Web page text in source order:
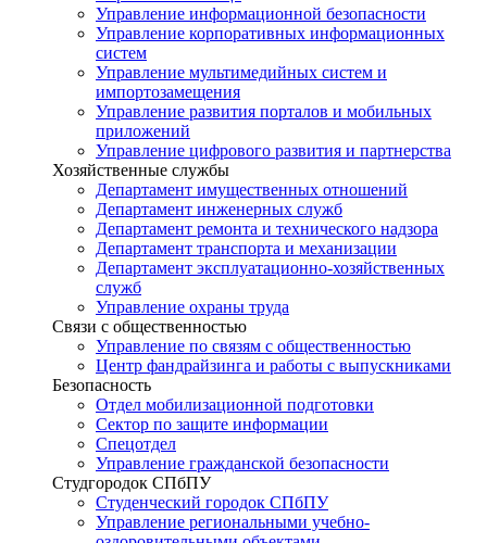
Управление информационной безопасности
Управление корпоративных информационных
систем
Управление мультимедийных систем и
импортозамещения
Управление развития порталов и мобильных
приложений
Управление цифрового развития и партнерства
Хозяйственные службы
Департамент имущественных отношений
Департамент инженерных служб
Департамент ремонта и технического надзора
Департамент транспорта и механизации
Департамент эксплуатационно-хозяйственных
служб
Управление охраны труда
Связи с общественностью
Управление по связям с общественностью
Центр фандрайзинга и работы с выпускниками
Безопасность
Отдел мобилизационной подготовки
Сектор по защите информации
Спецотдел
Управление гражданской безопасности
Студгородок СПбПУ
Студенческий городок СПбПУ
Управление региональными учебно-